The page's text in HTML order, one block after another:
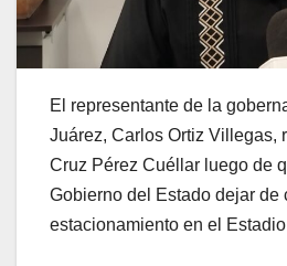
El representante de la
Juárez, Carlos Ortiz Villegas,
Cruz Pérez Cuéllar luego de
Gobierno del Estado dejar de
estacionamiento en el